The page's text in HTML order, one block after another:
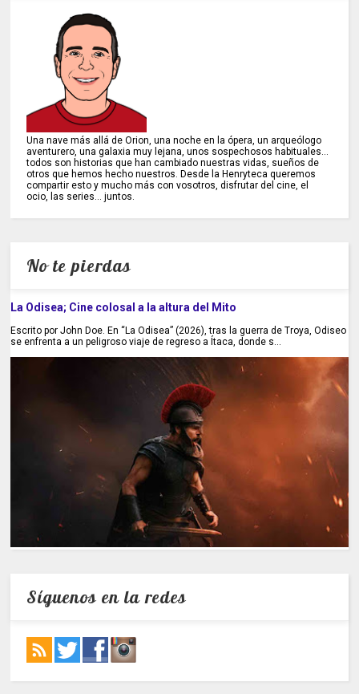
Una nave más allá de Orion, una noche en la ópera, un arqueólogo
aventurero, una galaxia muy lejana, unos sospechosos habituales...
todos son historias que han cambiado nuestras vidas, sueños de
otros que hemos hecho nuestros. Desde la Henryteca queremos
compartir esto y mucho más con vosotros, disfrutar del cine, el
ocio, las series... juntos.
No te pierdas
La Odisea; Cine colosal a la altura del Mito
Escrito por John Doe. En “La Odisea” (2026), tras la guerra de Troya, Odiseo
se enfrenta a un peligroso viaje de regreso a Ítaca, donde s...
Síguenos en la redes